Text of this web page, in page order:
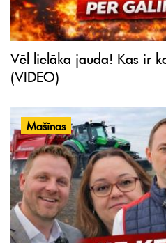
Vēl lielāka jauda! Kas ir
(VIDEO)
Mašīnas